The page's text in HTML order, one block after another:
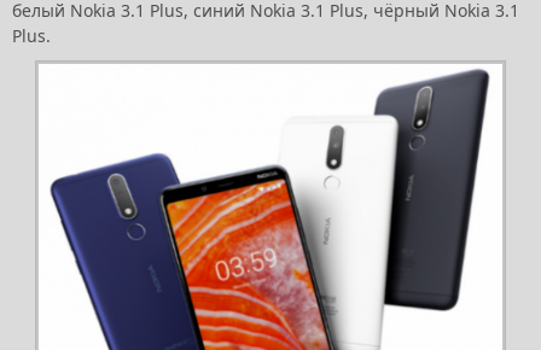
белый Nokia 3.1 Plus, синий Nokia 3.1 Plus, чёрный Nokia 3.1
Plus.